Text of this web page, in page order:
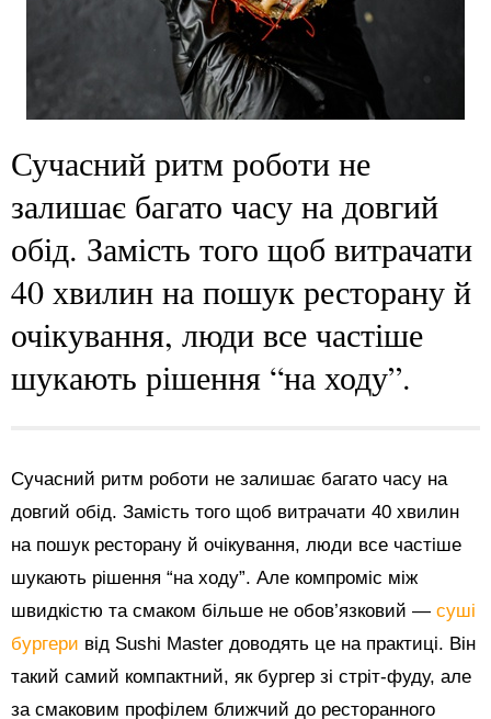
Сучасний ритм роботи не
залишає багато часу на довгий
обід. Замість того щоб витрачати
40 хвилин на пошук ресторану й
очікування, люди все частіше
шукають рішення “на ходу”.
Сучасний ритм роботи не залишає багато часу на
довгий обід. Замість того щоб витрачати 40 хвилин
на пошук ресторану й очікування, люди все частіше
шукають рішення “на ходу”. Але компроміс між
швидкістю та смаком більше не обов’язковий — суші
бургери від Sushi Master доводять це на практиці. Він
такий самий компактний, як бургер зі стріт-фуду, але
за смаковим профілем ближчий до ресторанного